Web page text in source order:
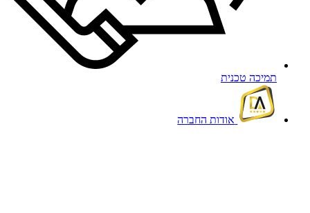
תמיכה טכנית
אודות החברה